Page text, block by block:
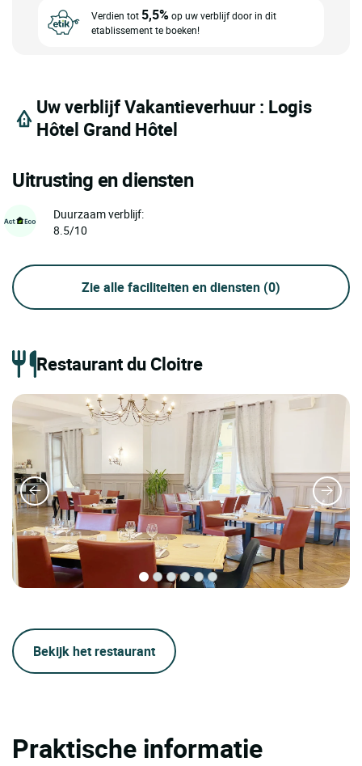
Verdien tot 5,5%op uw verblijf door in dit
etablissement te boeken!
Uw verblijf Vakantieverhuur : Logis
Hôtel Grand Hôtel
Uitrusting en diensten
Duurzaam verblijf:
8.5/10
Zie alle faciliteiten en diensten (0)
Restaurant du Cloitre
Bekijk het restaurant
Praktische informatie